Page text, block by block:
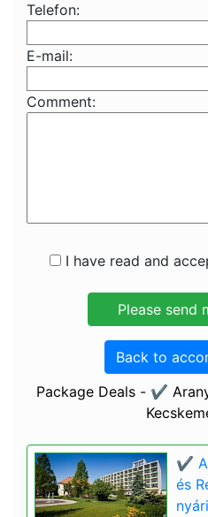
Telefon:
E-mail:
Comment:
I have read and
Back to
Package Deals - ✔️
✔️
és